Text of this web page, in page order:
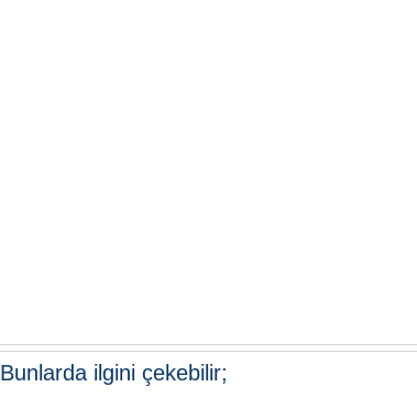
Bunlarda ilgini çekebilir;